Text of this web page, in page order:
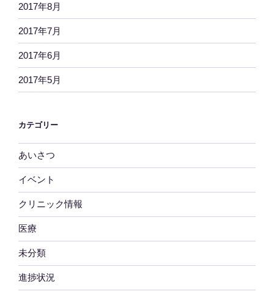
2017年8月
2017年7月
2017年6月
2017年5月
カテゴリー
あいさつ
イベント
クリニック情報
医療
未分類
進捗状況